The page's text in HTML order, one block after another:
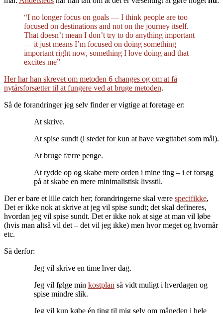
“I no longer focus on goals — I think people are too
focused on destinations and not on the journey itself.
That doesn’t mean I don’t try to do anything important
— it just means I’m focused on doing something
important right now, something I love doing and that
excites me”
Her har han skrevet om metoden 6 changes og om at få
nytårsforsætter til at fungere ved at bruge metoden.
Så de forandringer jeg selv finder er vigtige at foretage er:
At skrive.
At spise sundt (i stedet for kun at have vægttabet som mål).
At bruge færre penge.
At rydde op og skabe mere orden i mine ting – i et forsøg
på at skabe en mere minimalistisk livsstil.
Der er bare et lille catch her; forandringerne skal være specifikke,
Det er ikke nok at skrive at jeg vil spise sundt; det skal defineres,
hvordan jeg vil spise sundt. Det er ikke nok at sige at man vil løbe
(hvis man altså vil det – det vil jeg ikke) men hvor meget og hvornår
etc.
Så derfor:
Jeg vil skrive en time hver dag.
Jeg vil følge min kostplan så vidt muligt i hverdagen og
spise mindre slik.
Jeg vil kun købe én ting til mig selv om måneden i hele